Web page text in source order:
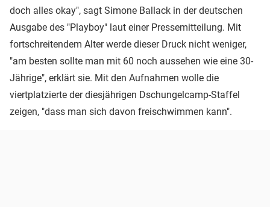
doch alles okay", sagt Simone Ballack in der deutschen
Ausgabe des "Playboy" laut einer Pressemitteilung. Mit
fortschreitendem Alter werde dieser Druck nicht weniger,
"am besten sollte man mit 60 noch aussehen wie eine 30-
Jährige", erklärt sie. Mit den Aufnahmen wolle die
viertplatzierte der diesjährigen Dschungelcamp-Staffel
zeigen, "dass man sich davon freischwimmen kann".